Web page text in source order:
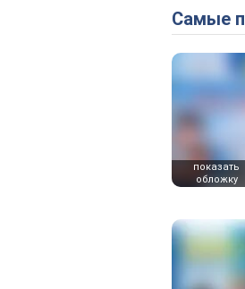
Самые
показать
обложку